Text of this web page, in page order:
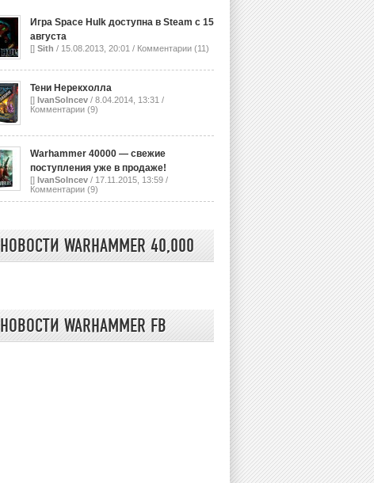
Игра Space Hulk доступна в Steam с 15
августа
[] Sith / 15.08.2013, 20:01 / Комментарии (11)
Тени Нерекхолла
[] IvanSolncev / 8.04.2014, 13:31 /
Комментарии (9)
Warhammer 40000 — свежие
поступления уже в продаже!
[] IvanSolncev / 17.11.2015, 13:59 /
Комментарии (9)
НОВОСТИ WARHAMMER 40,000
НОВОСТИ WARHAMMER FB